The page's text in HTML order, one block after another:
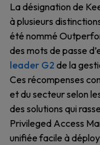
La désignation de
à plusieurs
été nommé
des mots de passe
leader G2 de la
Ces récompenses
et du secteur selon
des solutions qui
Privileged Access
unifiée facile à